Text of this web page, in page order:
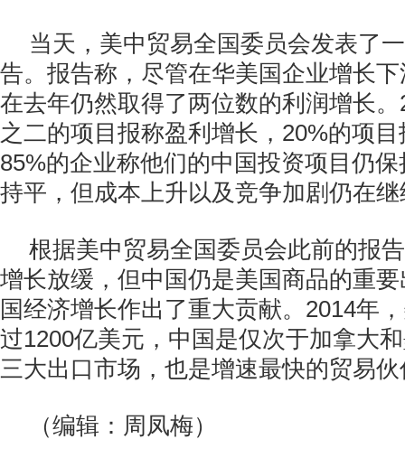
当天，美中贸易全国委员会发表了
告。报告称，尽管在华美国企业增长
在去年仍然取得了两位数的利润增长
之二的项目报称盈利增长，20%的项
85%的企业称他们的中国投资项目仍
持平，但成本上升以及竞争加剧仍在
根据美中贸易全国委员会此前的报
增长放缓，但中国仍是美国商品的重
国经济增长作出了重大贡献。2014年
过1200亿美元，中国是仅次于加拿大
三大出口市场，也是增速最快的贸易
（编辑：周凤梅）